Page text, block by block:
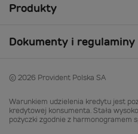
Produkty
Dokumenty i regulaminy
© 2026 Provident Polska SA
Warunkiem udzielenia kredytu jest
kredytowej konsumenta. Stała
pożyczki zgodnie z harmonogramem